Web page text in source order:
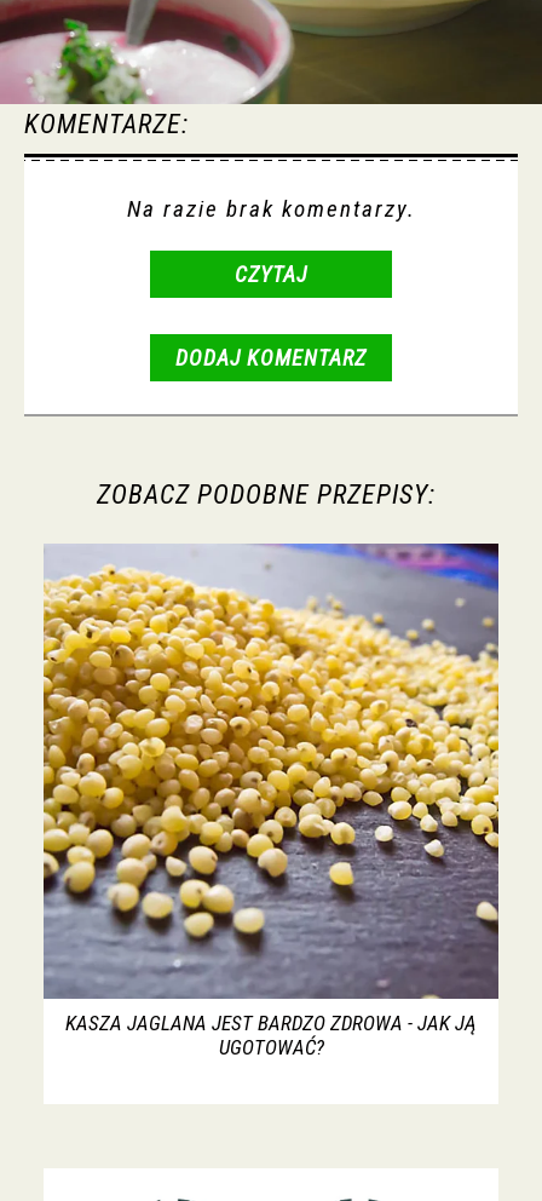
KOMENTARZE:
Na razie brak komentarzy.
CZYTAJ
DODAJ KOMENTARZ
ZOBACZ PODOBNE PRZEPISY:
KASZA JAGLANA JEST BARDZO ZDROWA - JAK JĄ
UGOTOWAĆ?